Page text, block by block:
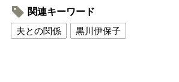
関連キーワード
夫との関係
黒川伊保子